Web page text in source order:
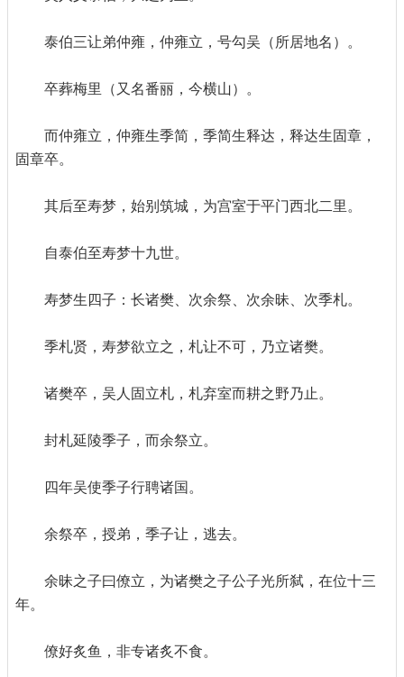
泰伯三让弟仲雍，仲雍立，号勾吴（所居地名）。
卒葬梅里（又名番丽，今横山）。
而仲雍立，仲雍生季简，季简生释达，释达生固章，
固章卒。
其后至寿梦，始别筑城，为宫室于平门西北二里。
自泰伯至寿梦十九世。
寿梦生四子：长诸樊、次余祭、次余昧、次季札。
季札贤，寿梦欲立之，札让不可，乃立诸樊。
诸樊卒，吴人固立札，札弃室而耕之野乃止。
封札延陵季子，而余祭立。
四年吴使季子行聘诸国。
余祭卒，授弟，季子让，逃去。
余昧之子曰僚立，为诸樊之子公子光所弑，在位十三
年。
僚好炙鱼，非专诸炙不食。